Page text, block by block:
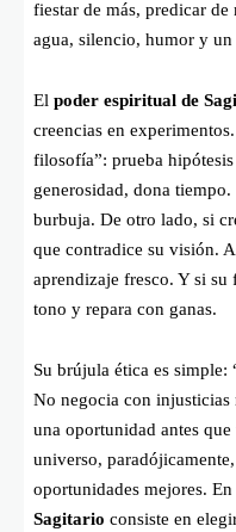
fiestar de más, predicar
agua, silencio, humor y
El poder espiritual de
creencias en
filosofía”: prueba
generosidad, dona
burbuja. De otro lado, si
que contradice su visión.
aprendizaje fresco. Y si su
tono y repara con ganas.
Su brújula ética es simple:
No negocia con injusticias
una oportunidad antes
universo,
oportunidades mejores. En
Sagitario consiste en